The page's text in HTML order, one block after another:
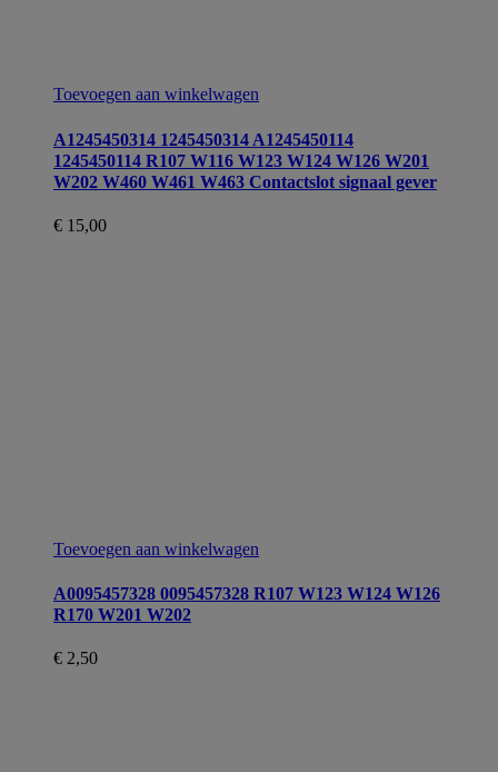
Toevoegen aan winkelwagen
A1245450314 1245450314 A1245450114
1245450114 R107 W116 W123 W124 W126 W201
W202 W460 W461 W463 Contactslot signaal gever
€ 15,00
Toevoegen aan winkelwagen
A0095457328 0095457328 R107 W123 W124 W126
R170 W201 W202
€ 2,50